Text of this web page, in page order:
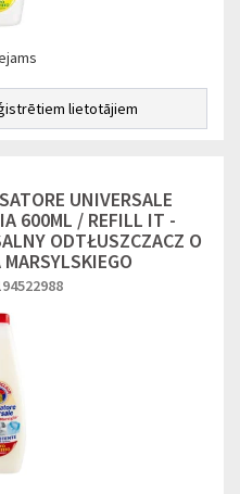
lietotājiem
UNIVERSALE
600ML / REFILL IT -
ODTŁUSZCZACZ O